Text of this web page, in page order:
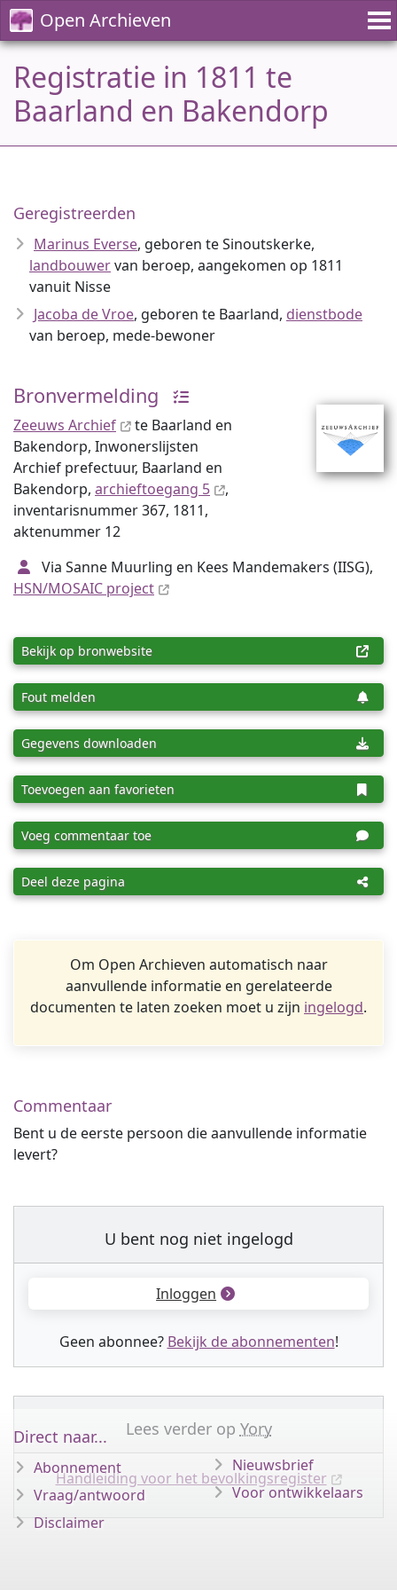
Open Archieven
Registratie in 1811 te
Baarland en Bakendorp
Geregistreerden
Marinus Everse, geboren te Sinoutskerke,
landbouwervan beroep, aangekomen op 1811
vanuit Nisse
Jacoba de Vroe, geboren te Baarland, dienstbode
van beroep, mede-bewoner
Bronvermelding
Zeeuws Archief
te Baarland en
Bakendorp, Inwonerslijsten
Archief prefectuur, Baarland en
Bakendorp, archieftoegang 5
,
inventaris­num­mer 367, 1811,
aktenummer 12
Via Sanne Muurling en Kees Mandemakers (IISG),
HSN/MOSAIC project
Bekijk op bronwebsite
Fout melden
Gegevens downloaden
Toevoegen aan favorieten
Voeg commentaar toe
Deel deze pagina
Om Open Archieven automatisch naar
aanvullende informatie en gerelateerde
documenten te laten zoeken moet u zijn ingelogd.
Commentaar
Bent u de eerste persoon die aanvullende informatie
levert?
U bent nog niet ingelogd
Inloggen
Geen abonnee? Bekijk de abonnementen!
Lees verder op Yory
Handleiding voor het bevolkingsregister
Direct naar...
Abonnement
Vraag/antwoord
Disclaimer
Nieuwsbrief
Voor ontwikkelaars